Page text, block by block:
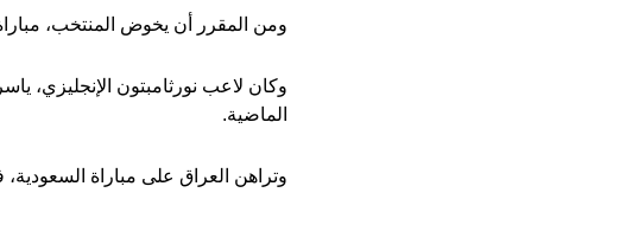
ومن المقرر أن يخوض المنتخب،
وكان لاعب نورثامبتون الإنجليزي،
الماضية.
وتراهن العراق على مباراة السعودية،